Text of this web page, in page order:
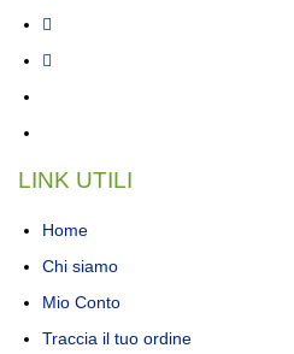
LINK UTILI
Home
Chi siamo
Mio Conto
Traccia il tuo ordine